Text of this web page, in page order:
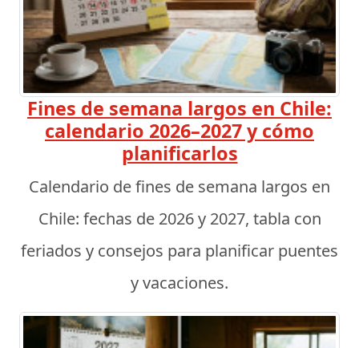
Fines de semana largos en Chile:
calendario 2026–2027 y cómo
planificarlos
Calendario de fines de semana largos en
Chile: fechas de 2026 y 2027, tabla con
feriados y consejos para planificar puentes
y vacaciones.